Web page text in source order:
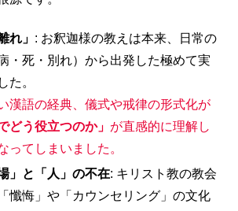
れ」 : お釈迦様の教えは本来、日常の
・死・別れ）から出発した極めて実
た。
漢語の経典、儀式や戒律の形式化が
どう役立つのか」 が直感的に理解し
ってしまいました。
」と「人」の不在: キリスト教の教会
懺悔」や「カウンセリング」の文化